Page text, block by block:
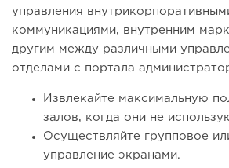
управления
коммуникациями, внутренним
другим между различными
отделами с портала
Извлекайте максимальную
залов, когда они не
Осуществляйте групповое
управление экранами.